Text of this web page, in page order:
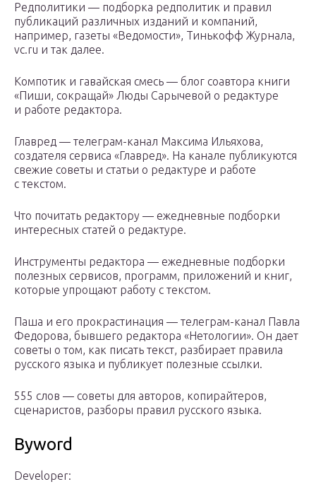
Редполитики — подборка редполитик и правил
публикаций различных изданий и компаний,
например, газеты «Ведомости», Тинькофф Журнала,
vc.ru и так далее.
Компотик и гавайская смесь — блог соавтора книги
«Пиши, сокращай» Люды Сарычевой о редактуре
и работе редактора.
Главред — телеграм-канал Максима Ильяхова,
создателя сервиса «Главред». На канале публикуются
свежие советы и статьи о редактуре и работе
с текстом.
Что почитать редактору — ежедневные подборки
интересных статей о редактуре.
Инструменты редактора — ежедневные подборки
полезных сервисов, программ, приложений и книг,
которые упрощают работу с текстом.
Паша и его прокрастинация — телеграм-канал Павла
Федорова, бывшего редактора «Нетологии». Он дает
советы о том, как писать текст, разбирает правила
русского языка и публикует полезные ссылки.
555 слов — советы для авторов, копирайтеров,
сценаристов, разборы правил русского языка.
Byword
Developer: